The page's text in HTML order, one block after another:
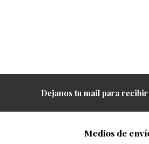
Dejanos tu mail para recibir
Medios de